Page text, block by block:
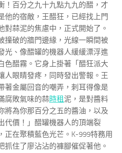
！百分之九十九點九九的醋，才
他的宿敵，王醋狂，已經找上門
對蒜泥的焦慮中，正式開始了。
撞破的牆門邊緣，光線一瞬間被
光、像醋罐的機器人緩緩漂浮進
色醋霧。它身上掛著「醋狂派大
人眼睛發疼，同時發出警報。王
著金屬回音的嘲弄，刺耳得像是
腐敗氣味的蒜時租 泥，是對醬料
將為你那百分之五的醬油，以及
代價！」醋罐機器人的頂端裂
正在聚積藍色光芒。K-999特務用
抓住了廖沾沾的褲腳催促著他。